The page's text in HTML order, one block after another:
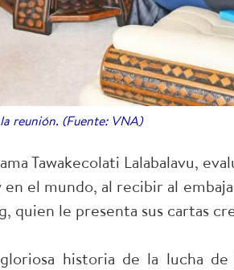
reunión. (Fuente: VNA)
Tawakecolati Lalabalavu,
el mundo, al recibir al
quien le presenta sus cartas
historia de la lucha